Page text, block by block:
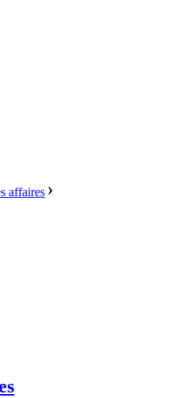
affaires